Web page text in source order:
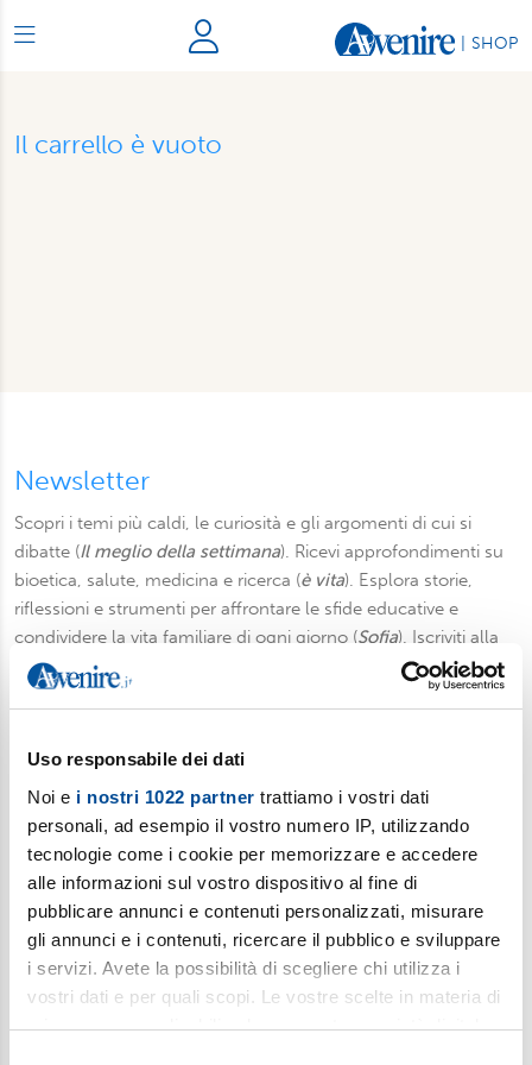
Uso responsabile dei dati
Noi e i nostri 1022 partner trattiamo i vostri dati
personali, ad esempio il vostro numero IP, utilizzando
tecnologie come i cookie per memorizzare e accedere
alle informazioni sul vostro dispositivo al fine di
pubblicare annunci e contenuti personalizzati, misurare
gli annunci e i contenuti, ricercare il pubblico e sviluppare
i servizi. Avete la possibilità di scegliere chi utilizza i
vostri dati e per quali scopi. Le vostre scelte in materia di
privacy sono applicabili solo su questa proprietà digitale
SHOP
Il carrello è vuoto
Newsletter
Scopri i temi più caldi, le curiosità e gli argomenti di cui si
dibatte (Il meglio della settimana). Ricevi approfondimenti su
bioetica, salute, medicina e ricerca (è vita). Esplora storie,
riflessioni e strumenti per affrontare le sfide educative e
condividere la vita familiare di ogni giorno (Sofia). Iscriviti alla
newsletter per gli insegnanti di religione (e non solo): una
selezione di fatti e storie da discutere in classe (
Ora Libera).
newsletter settimanale di Gutenberg, inserto culturale di
Iscriviti
SOCIAL